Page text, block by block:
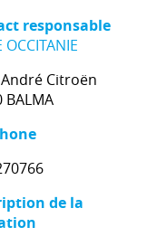
responsable
OCCITANIE
Citroën
BALMA
de la